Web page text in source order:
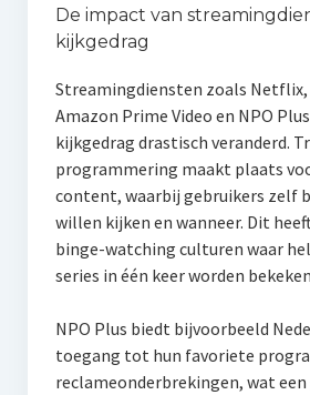
De impact van
kijkgedrag
Streamingdiensten zoals Netflix,
Amazon Prime Video en NPO
kijkgedrag drastisch veranderd.
programmering maakt plaats
content, waarbij gebruikers zelf
willen kijken en wanneer. Dit
binge-watching culturen waar
series in één keer worden
NPO Plus biedt bijvoorbeeld
toegang tot hun favoriete
reclameonderbrekingen, wat